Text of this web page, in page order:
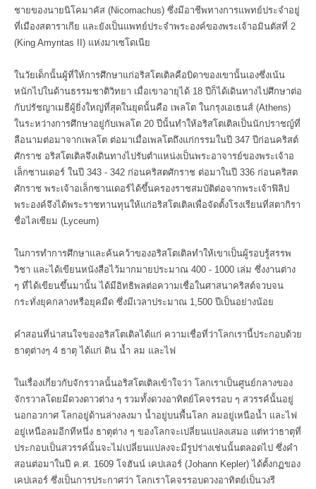
ชายของนายนิโคมาคัส (Nicomachus) ซึ่งมีอาชีพทางการแพทย์ประจำอยู่
ที่เมืองสตาราเกีย และยังเป็นแพทย์ประจำพระองค์ของพระเจ้าอมินตัสที่ 2
(King Amyntas II) แห่งมาเซโดเนีย
ในวัยเด็กนั้นผู้ที่ให้การศึกษาแก่อริสโตเติลคือบิดาของเขานั้นเองซึ่งเน้น
หนักไปในด้านธรรมชาติวิทยา เมื่อเขาอายุได้ 18 ปีก็ได้เดินทางไปศึกษาต่อ
กับปรัชญาเมธีผู้ยิ่งใหญ่ที่สุดในยุดนั้นคือ เพลโต ในกรุงเอเธนส์ (Athens)
ในระหว่างการศึกษาอยู่กับเพลโต 20 ปีนั้นทำให้อริสโตเติลเป็นนักปราชญ์ที่
ลือนามต่อมาจากเพลโต ต่อมาเมื่อเพลโตถึงแก่กรรมในปี 347 ปีก่อนคริสต์
ศักราช อริสโตเติลจึงเดินทางไปรับตำแหน่งเป็นพระอาจารย์ของพระเจ้าอ
เล็กซานเดอร์ ในปี 343 - 342 ก่อนคริสตศักราช ต่อมาในปี 336 ก่อนคริสต
ศักราช พระเจ้าอเล็กซานเดอร์ได้ขึ้นครองราชสมบัติต่อจากพระเจ้าฟิลิป
พระองค์จึงได้พระราชทานทุนให้แก่อริสโตเติลเพื่อจัดตั้งโรงเรียนที่สตากิรา
ชื่อไลเซียม (Lyceum)
ในการทำการศึกษาและค้นคว้าของอริสโตเติลทำให้เขาเป็นผู้รอบรู้สรรพ
วิชา และได้เขียนหนังสือไว้มากมายประมาณ 400 - 1000 เล่ม ซึ่งงานต่าง
ๆ ที่ได้เขียนขึ้นมานั้น ได้มีอิทธิพลต่อความเชื่อในศาสนาคริสต์จวบจน
กระทั่งยุคกลางหรือยุคมืด ซึ่งมีเวลาประมาณ 1,500 ปีเป็นอย่างน้อย
คำสอนที่น่าสนใจของอริสโตเติลได้แก่ ความเชื่อที่ว่าโลกเรานี้ประกอบด้วย
ธาตุต่างๆ 4 ธาตุ ได้แก่ ดิน น้ำ ลม และไฟ
ในเรื่องเกี่ยวกับจักรวาลนั้นอริสโตเติลเข้าใจว่า โลกเราเป็นศูนย์กลางของ
จักรวาลโดยมีดวงดาวต่าง ๆ รวมทั้งดวงอาทิตย์โคจรรอบ ๆ สวรรค์นั้นอยู่
นอกอวกาศ โลกอยู่ด้านล่างลงมา น้ำอยู่บนพื้นโลก ลมอยู่เหนือน้ำ และไฟ
อยู่เหนือลมอีกทีหนึ่ง ธาตุต่าง ๆ ของโลกจะเปลี่ยนแปลงเสมอ แต่ทว่าธาตุที่
ประกอบเป็นสวรรค์นั้นจะไม่เปลี่ยนแปลงจะมีรูปร่างเช่นนั้นตลอดไป ซึ่งคำ
สอนต่อมาในปี ค.ศ. 1609 โจฮันน์ เคปเลอร์ (Johann Kepler) ได้ตั้งกฏของ
เคปเลอร์ ซึ่งเป็นการประกาศว่า โลกเราโคจรรอบดวงอาทิตย์เป็นวงรี